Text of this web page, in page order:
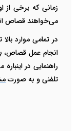
زمانی که برخی از
می‌خواهند قصاص
در تمامی موارد
انجام عمل قصاص،
راهنمایی در
تلفنی و به صورت